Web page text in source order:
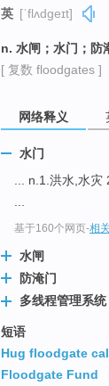
英 [ˈflʌdɡeɪt]
n. 水闸；水门；防
[ 复数 floodgates ]
网络释义
水门
... n.1.洪水,水
基于160个网页-相
水闸
防淹门
多线程管理系统
短语
Hug floodgate
Floodgate Fund